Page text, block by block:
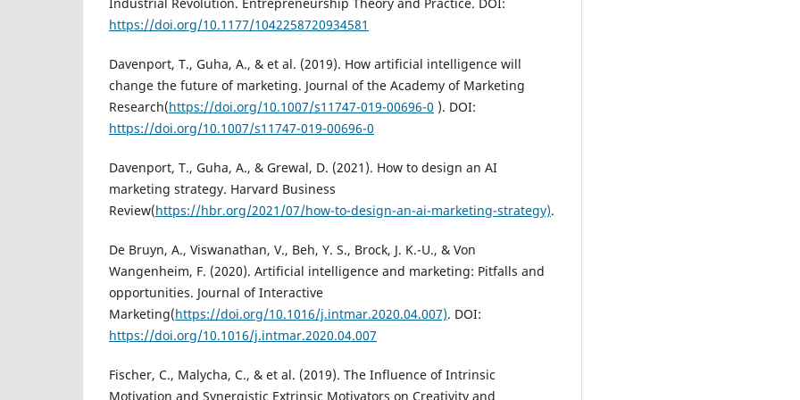
https://doi.org/10.1177/1042258720934581
Davenport, T., Guha, A., & et al. (2019). How artificial intelligence will
change the future of marketing. Journal of the Academy of Marketing
Research(https://doi.org/10.1007/s11747-019-00696-0 ). DOI:
https://doi.org/10.1007/s11747-019-00696-0
Davenport, T., Guha, A., & Grewal, D. (2021). How to design an AI
marketing strategy. Harvard Business
Review(https://hbr.org/2021/07/how-to-design-an-ai-marketing-strategy).
De Bruyn, A., Viswanathan, V., Beh, Y. S., Brock, J. K.-U., & Von
Wangenheim, F. (2020). Artificial intelligence and marketing: Pitfalls and
opportunities. Journal of Interactive
Marketing(https://doi.org/10.1016/j.intmar.2020.04.007). DOI:
https://doi.org/10.1016/j.intmar.2020.04.007
Fischer, C., Malycha, C., & et al. (2019). The Influence of Intrinsic
Motivation and Synergistic Extrinsic Motivators on Creativity and